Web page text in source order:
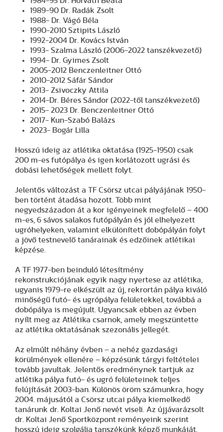
1989-90 Dr. Radák Zsolt
1988- Dr. Vágó Béla
1990-2010 Sztipits László
1992-2004 Dr. Kovács István
1993- Szalma László (2006-2022 tanszékvezető)
1994- Dr. Gyimes Zsolt
2005-2012 Benczenleitner Ottó
2010-2012 Sáfár Sándor
2013- Zsivoczky Attila
2014-Dr. Béres Sándor (2022-től tanszékvezető)
2015- 2023 Dr. Benczenleitner Ottó
2017- Kun-Szabó Balázs
2023- Bogár Lilla
Hosszú ideig az atlétika oktatása (1925-1950) csak
200 m-es futópálya és igen korlátozott ugrási és
dobási lehetőségek mellett folyt.
Jelentős változást a TF Csörsz utcai pályájának 1950-
ben történt átadása hozott. Több mint
negyedszázadon át a kor igényeinek megfelelő – 400
m-es, 6 sávos salakos futópályán és jól elhelyezett
ugróhelyeken, valamint elkülönített dobópályán folyt
a jövő testnevelő tanárainak és edzőinek atlétikai
képzése.
A TF 1977-ben beinduló létesítmény
rekonstrukciójának egyik nagy nyertese az atlétika,
ugyanis 1979-re elkészült az új, rekrortán pálya kiváló
minőségű futó- és ugrópálya felületekkel, továbbá a
dobópálya is megújult. Ugyancsak ebben az évben
nyílt meg az Atlétika csarnok, amely megszüntette
az atlétika oktatásának szezonális jellegét.
Az elmúlt néhány évben – a nehéz gazdasági
körülmények ellenére – képzésünk tárgyi feltételei
tovább javultak. Jelentős eredménynek tartjuk az
atlétika pálya futó- és ugró felületeinek teljes
felújítását 2003-ban. Különös öröm számunkra, hogy
2004. májusától a Csörsz utcai pálya kiemelkedő
tanárunk dr. Koltai Jenő nevét viseli. Az újjávarázsolt
dr. Koltai Jenő Sportközpont reményeink szerint
hosszú ideig szolgálja tanszékünk képző munkáját.